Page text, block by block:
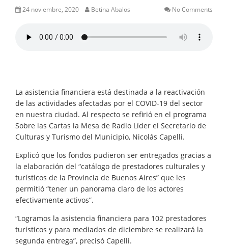
24 noviembre, 2020 Betina Abalos No Comments
La asistencia financiera está destinada a la reactivación
de las actividades afectadas por el COVID-19 del sector
en nuestra ciudad. Al respecto se refirió en el programa
Sobre las Cartas la Mesa de Radio Líder el Secretario de
Culturas y Turismo del Municipio, Nicolás Capelli.
Explicó que los fondos pudieron ser entregados gracias a
la elaboración del “catálogo de prestadores culturales y
turísticos de la Provincia de Buenos Aires” que les
permitió “tener un panorama claro de los actores
efectivamente activos”.
“Logramos la asistencia financiera para 102 prestadores
turísticos y para mediados de diciembre se realizará la
segunda entrega”, precisó Capelli.